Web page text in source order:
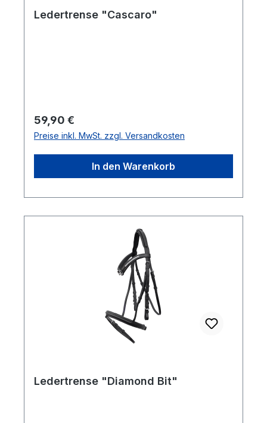
Ledertrense "Cascaro"
Regulärer Preis:
59,90 €
Preise inkl. MwSt. zzgl. Versandkosten
In den Warenkorb
Ledertrense "Diamond Bit"